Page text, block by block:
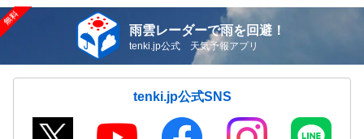
雨雲レーダーで雨を回避！
tenki.jp公式 天気予報アプリ
tenki.jp公式SNS